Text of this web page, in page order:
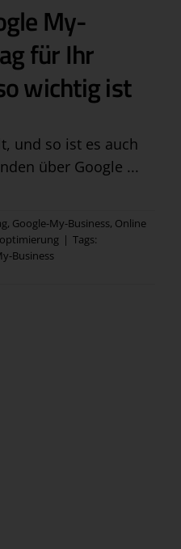
My-
für Ihr
wichtig ist
und so ist es auch
über Google ...
, Google-My-Business, Online
| Tags:
Business